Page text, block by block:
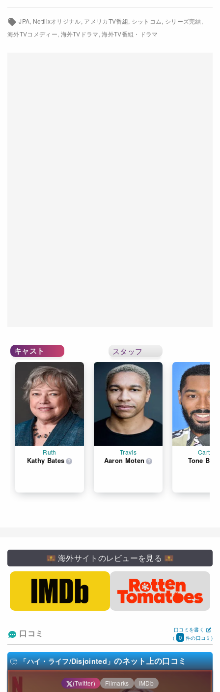
JPA Netflixオリジナル アメリカTV番組 シットコム シリーズ完結
海外TVコメディー 海外TVドラマ 海外TV番組・ドラマ
スタッフ
キャスト
Ruth
Kathy Bates
Travis
Aaron Moten
Carter
Tone Bell
海外サイトのレビューを見る
口コミ
口コミを書く
(
0 件の口コミ)
「ハイ・ライフ/Disjointed」のネット上の口コミ
(Twitter) Filmarks IMDb